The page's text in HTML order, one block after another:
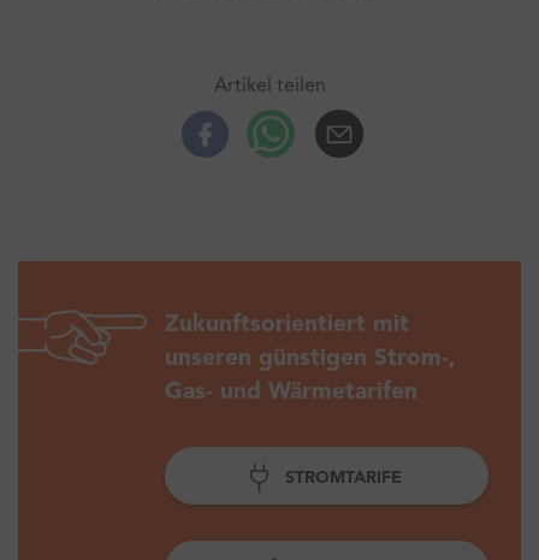
Artikel teilen
FacebookWhatsup
Zukunftsorientiert mit
unseren günstigen Strom-,
Gas- und Wärmetarifen
STROMTARIFE